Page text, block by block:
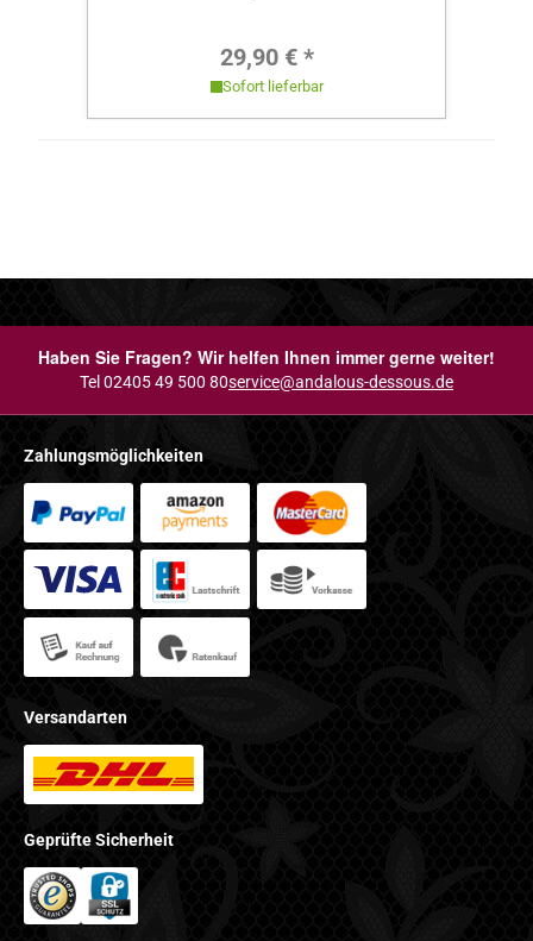
Regulärer Preis:
29,90 € *
Sofort lieferbar
Haben Sie Fragen? Wir helfen Ihnen immer gerne weiter!
Tel 02405 49 500 80service@andalous-dessous.de
Zahlungsmöglichkeiten
Versandarten
Geprüfte Sicherheit